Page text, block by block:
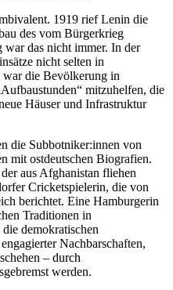
1919 rief Lenin die
des vom Bürgerkrieg
das nicht immer. In der
nicht selten in
war die Bevölkerung in
mitzuhelfen, die
Häuser und Infrastruktur
die Subbotniker:innen von
mit ostdeutschen Biografien.
aus Afghanistan fliehen
Cricketspielerin, die von
berichtet. Eine Hamburgerin
Traditionen in
demokratischen
Nachbarschaften,
– durch
werden.